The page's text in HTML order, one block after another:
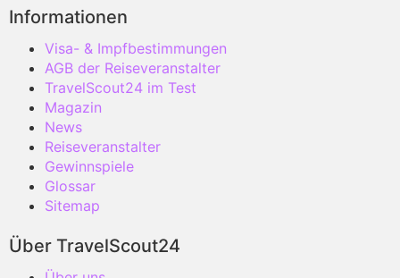
Informationen
Visa- & Impfbestimmungen
AGB der Reiseveranstalter
TravelScout24 im Test
Magazin
News
Reiseveranstalter
Gewinnspiele
Glossar
Sitemap
Über TravelScout24